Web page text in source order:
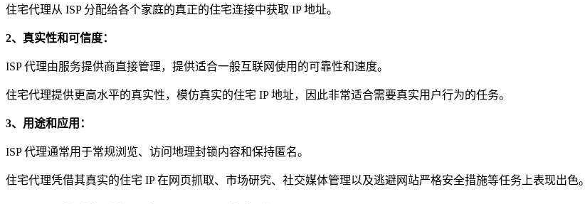
住宅代理从 ISP 分配给各个家庭的真正的住宅连接中获取 IP 地址。
2、真实性和可信度：
ISP 代理由服务提供商直接管理，提供适合一般互联网使用的可靠性和速度。
住宅代理提供更高水平的真实性，模仿真实的住宅 IP 地址，因此非常适合需要真实用户行为的任务。
3、用途和应用：
ISP 代理通常用于常规浏览、访问地理封锁内容和保持匿名。
住宅代理凭借其真实的住宅 IP 在网页抓取、市场研究、社交媒体管理以及逃避网站严格安全措施等任务上表现出色。